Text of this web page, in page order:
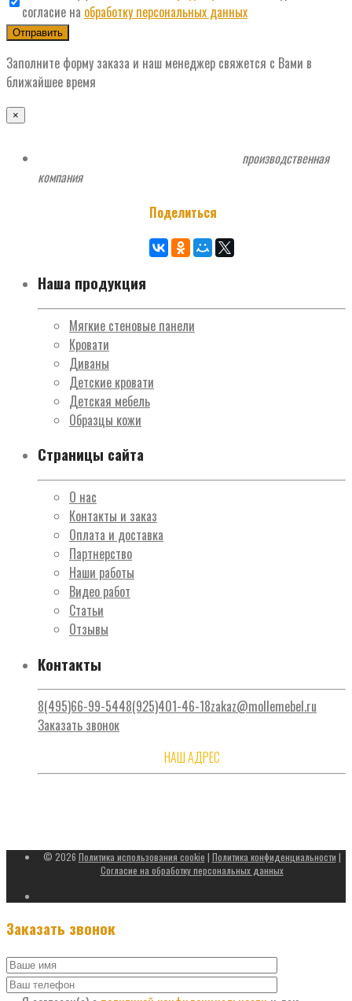
согласие на обработку персональных данных
Заполните форму заказа и наш менеджер свяжется с Вами в
ближайшее время
×
производственная
компания
Поделиться
Наша продукция
Мягкие стеновые панели
Кровати
Диваны
Детские кровати
Детская мебель
Образцы кожи
Страницы сайта
О нас
Контакты и заказ
Оплата и доставка
Партнерство
Наши работы
Видео работ
Статьи
Отзывы
Контакты
8(495)66-99-5448(925)401-46-18zakaz@mollemebel.ru
Заказать звонок
НАШ АДРЕС
© 2026 Политика использования cookie | Политика конфиденциальности |
Согласие на обработку персональных данных
Заказать звонок